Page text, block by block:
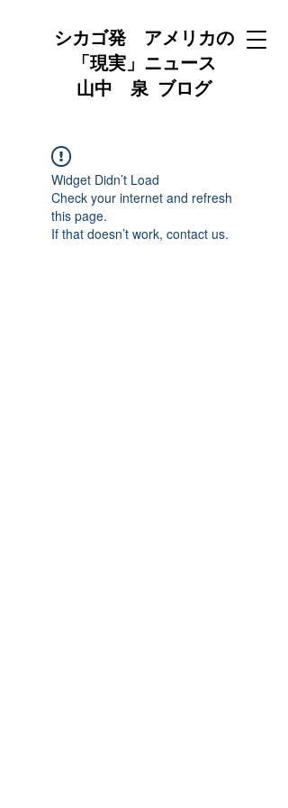
シカゴ発 アメリカの
「現実」ニュース
山中 泉 ブログ
Widget Didn’t Load
Check your internet and refresh
this page.
If that doesn’t work, contact us.